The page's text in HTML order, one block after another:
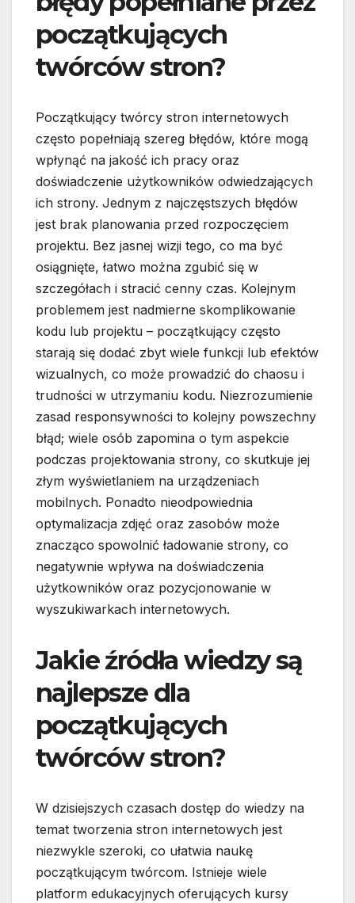
początkujących
twórców stron?
Początkujący twórcy stron internetowych
często popełniają szereg błędów, które mogą
wpłynąć na jakość ich pracy oraz
doświadczenie użytkowników odwiedzających
ich strony. Jednym z najczęstszych błędów
jest brak planowania przed rozpoczęciem
projektu. Bez jasnej wizji tego, co ma być
osiągnięte, łatwo można zgubić się w
szczegółach i stracić cenny czas. Kolejnym
problemem jest nadmierne skomplikowanie
kodu lub projektu – początkujący często
starają się dodać zbyt wiele funkcji lub efektów
wizualnych, co może prowadzić do chaosu i
trudności w utrzymaniu kodu. Niezrozumienie
zasad responsywności to kolejny powszechny
błąd; wiele osób zapomina o tym aspekcie
podczas projektowania strony, co skutkuje jej
złym wyświetlaniem na urządzeniach
mobilnych. Ponadto nieodpowiednia
optymalizacja zdjęć oraz zasobów może
znacząco spowolnić ładowanie strony, co
negatywnie wpływa na doświadczenia
użytkowników oraz pozycjonowanie w
wyszukiwarkach internetowych.
Jakie źródła wiedzy są
najlepsze dla
początkujących
twórców stron?
W dzisiejszych czasach dostęp do wiedzy na
temat tworzenia stron internetowych jest
niezwykle szeroki, co ułatwia naukę
początkującym twórcom. Istnieje wiele
platform edukacyjnych oferujących kursy